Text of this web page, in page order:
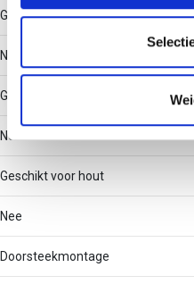
partners voor social
partners kunnen deze
verzameld op basis van
Geschikt voor bevestiging met
Nee
Geschikt voor gipskarton
Nee
Geschikt voor hout
Nee
Doorsteekmontage